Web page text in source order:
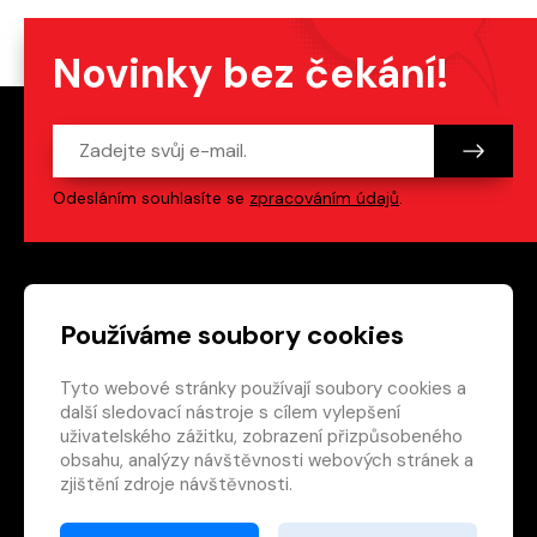
Používáme soubory cookies
Tyto webové stránky používají soubory cookies a
další sledovací nástroje s cílem vylepšení
uživatelského zážitku, zobrazení přizpůsobeného
obsahu, analýzy návštěvnosti webových stránek a
zjištění zdroje návštěvnosti.
Novinky bez čekání!
Odesláním souhlasíte se zpracováním údajů.
Patička webu Odkazy na sociální
Vedlejší navigace
redakce@crew.cz
Ochrana soukromí
Nastavení cookies
E-shop